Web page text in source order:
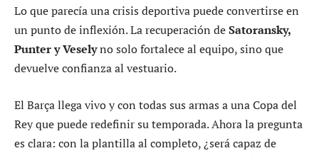
Lo que parecía una crisis deportiva puede convertirse en
un punto de inflexión. La recuperación deSatoransky,
Punter y Veselyno solo fortalece al equipo, sino que
devuelve confianza al vestuario.
El Barça llega vivo y con todas sus armas a una Copa del
Rey que puede redefinir su temporada. Ahora la pregunta
es clara: con la plantilla al completo, ¿será capaz de